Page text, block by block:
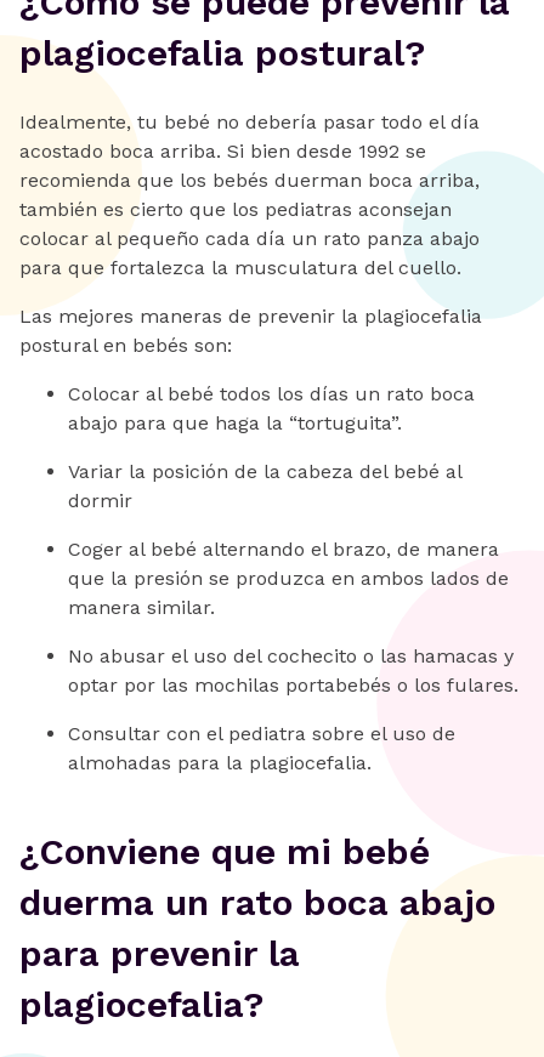
plagiocefalia postural?
Idealmente, tu bebé no debería pasar todo el día
acostado boca arriba. Si bien desde 1992 se
recomienda que los bebés duerman boca arriba,
también es cierto que los pediatras aconsejan
colocar al pequeño cada día un rato panza abajo
para que fortalezca la musculatura del cuello.
Las mejores maneras de prevenir la plagiocefalia
postural en bebés son:
Colocar al bebé todos los días un rato boca
abajo para que haga la “tortuguita”.
Variar la posición de la cabeza del bebé al
dormir
Coger al bebé alternando el brazo, de manera
que la presión se produzca en ambos lados de
manera similar.
No abusar el uso del cochecito o las hamacas y
optar por las mochilas portabebés o los fulares.
Consultar con el pediatra sobre el uso de
almohadas para la plagiocefalia.
¿Conviene que mi bebé
duerma un rato boca abajo
para prevenir la
plagiocefalia?